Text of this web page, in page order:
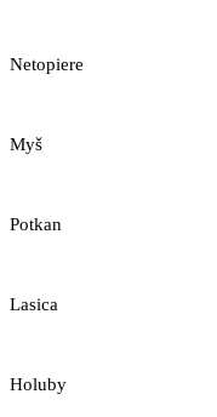
Netopiere
Myš
Potkan
Lasica
Holuby